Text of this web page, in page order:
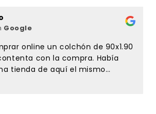
Google
online un colchón de 90x1.90
con la compra. Había
tienda de aquí el mismo